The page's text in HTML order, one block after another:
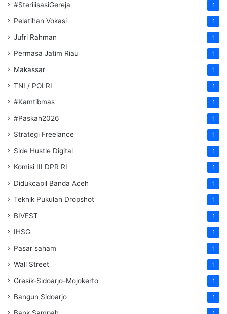
#SterilisasiGereja 1
Pelatihan Vokasi 1
Jufri Rahman 1
Permasa Jatim Riau 1
Makassar 1
TNI / POLRI 1
#Kamtibmas 1
#Paskah2026 1
Strategi Freelance 1
Side Hustle Digital 1
Komisi III DPR RI 1
Didukcapil Banda Aceh 1
Teknik Pukulan Dropshot 1
BIVEST 1
IHSG 1
Pasar saham 1
Wall Street 1
Gresik-Sidoarjo-Mojokerto 1
Bangun Sidoarjo 1